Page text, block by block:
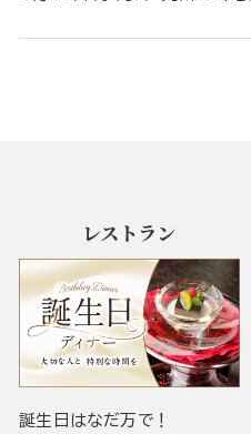
レストラン
誕生日はなだ万で！